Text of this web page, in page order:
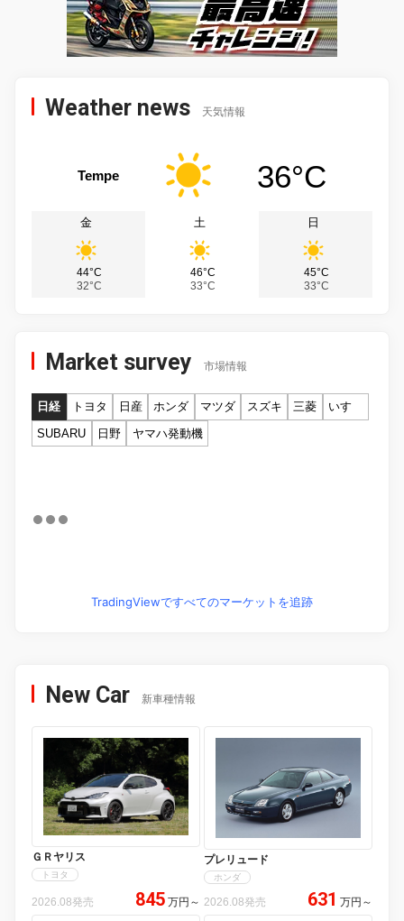
Weather news 天気情報
Tempe 36°C
金
44°C
32°C
土
46°C
33°C
日
45°C
33°C
Market survey 市場情報
日経 トヨタ 日産 ホンダ マツダ スズキ 三菱
いすゞ
SUBARU
日野 ヤマハ発動機
TradingViewですべてのマーケットを追跡
New Car 新車種情報
ＧＲヤリス
トヨタ
2026.08発売 845 万円 ～
プレリュード
ホンダ
2026.08発売 631 万円 ～